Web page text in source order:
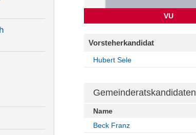
VU
Vorsteherkandidat
Hubert Sele
Gemeinderatskandidaten
Name
Beck Franz